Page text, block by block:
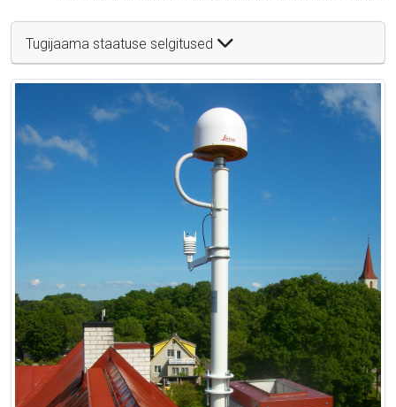
Tugijaama staatuse selgitused